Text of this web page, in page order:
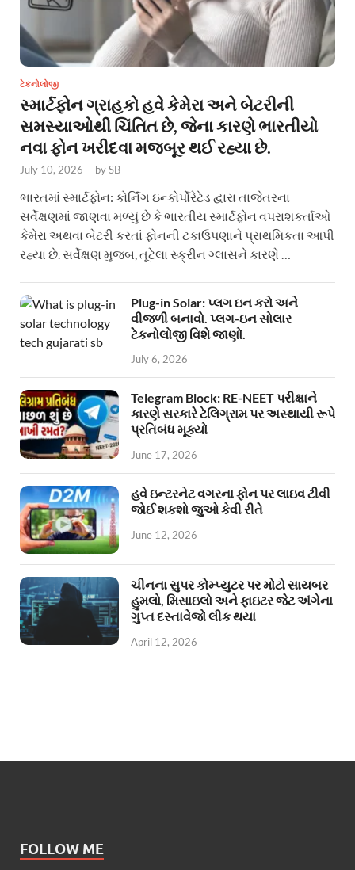
ટેકનોલોજી
સ્માર્ટફોન ગ્રાહકો હવે કેમેરા અને બેટરીની
સમસ્યાઓથી ચિંતિત છે, જેના કારણે ભારતીયો
નવા ફોન ખરીદવા મજબૂર થઈ રહ્યા છે.
July 10, 2026 - bySB
ભારતમાં સ્માર્ટફોન: કોર્નિંગ ઇન્કોર્પોરેટેડ દ્વારા તાજેતરના
સર્વેક્ષણમાં જાણવા મળ્યું છે કે ભારતીય સ્માર્ટફોન વપરાશકર્તાઓ
કેમેરા અથવા બેટરી કરતાં ફોનની ટકાઉપણાને પ્રાથમિકતા આપી
રહ્યા છે. સર્વેક્ષણ મુજબ, તૂટેલા સ્ક્રીન ગ્લાસને કારણે …
Plug-in Solar: પ્લગ ઇન કરો અને
વીજળી બનાવો. પ્લગ-ઇન સોલાર
ટેકનોલોજી વિશે જાણો.
July 6, 2026
Telegram Block: RE-NEET પરીક્ષાને
કારણે સરકારે ટેલિગ્રામ પર અસ્થાયી રૂપે
પ્રતિબંધ મૂક્યો
June 17, 2026
હવે ઇન્ટરનેટ વગરના ફોન પર લાઇવ ટીવી
જોઈ શકશો જુઓ કેવી રીતે
June 12, 2026
ચીનના સુપર કોમ્પ્યુટર પર મોટો સાયબર
હુમલો, મિસાઇલો અને ફાઇટર જેટ અંગેના
ગુપ્ત દસ્તાવેજો લીક થયા
April 12, 2026
FOLLOW ME